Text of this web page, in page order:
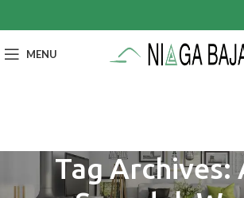
MENU
Tag Archives: